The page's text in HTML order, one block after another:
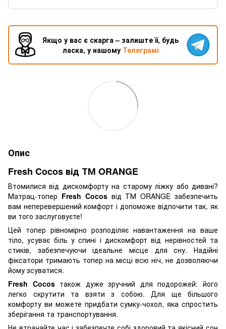
Якщо у вас є скарга – залиште її, будь
ласка, у нашому Телеграмі
Опис
Fresh Cocos від ТМ ORANGE
Втомилися від дискомфорту на старому ліжку або дивані?
Матрац-топер Fresh Cocosвід ТМ ORANGE забезпечить
вам неперевершений комфорт і допоможе відпочити так, як
ви того заслуговуєте!
Цей топер рівномірно розподіляє навантаження на ваше
тіло, усуває біль у спині і дискомфорт від нерівностей та
стиків, забезпечуючи ідеальне місце для сну. Надійні
фіксатори тримають топер на місці всю ніч, не дозволяючи
йому зсуватися.
Fresh Cocosтакож дуже зручний для подорожей: його
легко скрутити та взяти з собою. Для ще більшого
комфорту ви можете придбати сумку-чохол, яка спростить
зберігання та транспортування.